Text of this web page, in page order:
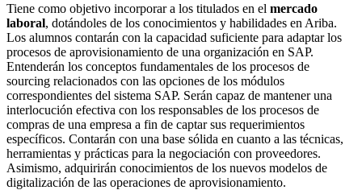
Tiene como objetivo incorporar a los titulados en el mercado
laboral, dotándoles de los conocimientos y habilidades en Ariba.
Los alumnos contarán con la capacidad suficiente para adaptar los
procesos de aprovisionamiento de una organización en SAP.
Entenderán los conceptos fundamentales de los procesos de
sourcing relacionados con las opciones de los módulos
correspondientes del sistema SAP. Serán capaz de mantener una
interlocución efectiva con los responsables de los procesos de
compras de una empresa a fin de captar sus requerimientos
específicos. Contarán con una base sólida en cuanto a las técnicas,
herramientas y prácticas para la negociación con proveedores.
Asimismo, adquirirán conocimientos de los nuevos modelos de
digitalización de las operaciones de aprovisionamiento.